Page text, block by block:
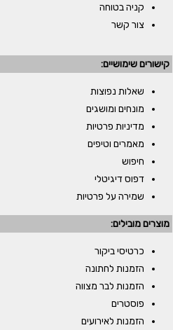
קניה בטוחה
צור קשר
קישורים שימושיים:
שאלות נפוצות
מונחים ומושגים
מדיניות פרטיות
מאמרים וטיפים
חיפוש
דפוס דיגיטלי
שמירה על פרטיות
מוצרים מובילים:
כרטיסי ביקור
הזמנות לחתונה
הזמנות לבר מצווה
פוסטרים
הזמנות לאירועים